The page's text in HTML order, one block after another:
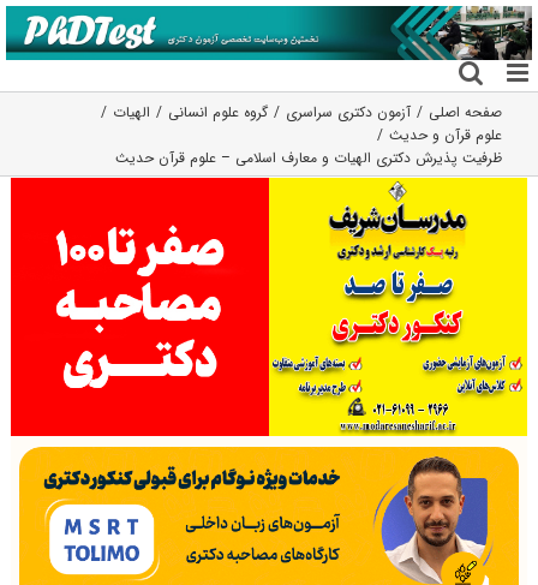
رفتن
به
محتوا
صفحه اصلی آزمون دکتری سراسری گروه علوم انسانی
الهیات
علوم قرآن و حدیث
ظرفیت پذیرش دکتری الهیات و معارف اسلامی – علوم قرآن حدیث